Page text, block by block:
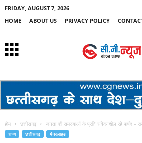
FRIDAY, AUGUST 7, 2026
HOME
ABOUT US PRIVACY POLICY
होम छत्तीसगढ़ जनता की समस्याओं के प्रति संवेदनशील रहें पार्षद –
राज्य छत्तीसगढ़ मेनस्लाइड